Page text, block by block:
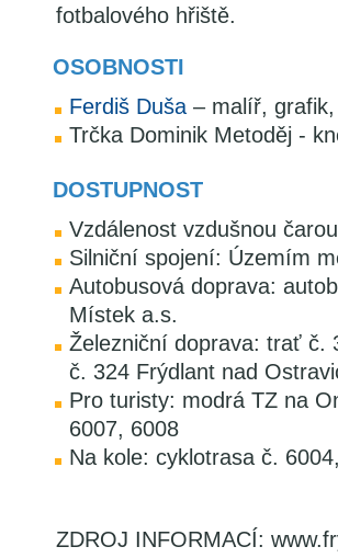
fotbalového hřiště.
OSOBNOSTI
Ferdiš Duša – malíř,
Trčka Dominik Metoděj -
DOSTUPNOST
Vzdálenost vzdušnou
Silniční spojení: Územím
Autobusová doprava:
Místek a.s.
Železniční doprava: trať č.
č. 324 Frýdlant nad
Pro turisty: modrá TZ na
6007, 6008
Na kole: cyklotrasa č.
ZDROJ INFORMACÍ: